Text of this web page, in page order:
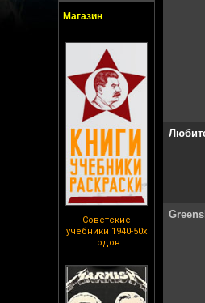
Магазин
Советские
учебники 1940-50х
годов